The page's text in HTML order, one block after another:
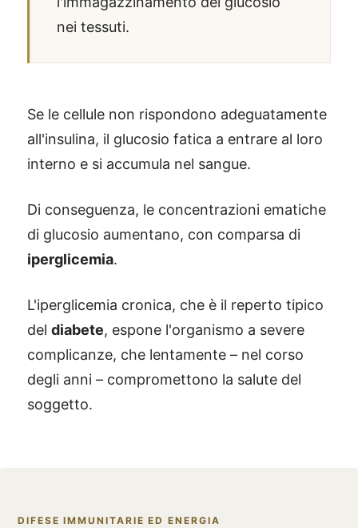
nei tessuti.
Se le cellule non rispondono adeguatamente
all'insulina, il glucosio fatica a entrare al loro
interno e si accumula nel sangue.
Di conseguenza, le concentrazioni ematiche
di glucosio aumentano, con comparsa di
iperglicemia.
L'iperglicemia cronica, che è il reperto tipico
del diabete, espone l'organismo a severe
complicanze, che lentamente – nel corso
degli anni – compromettono la salute del
soggetto.
DIFESE IMMUNITARIE ED ENERGIA